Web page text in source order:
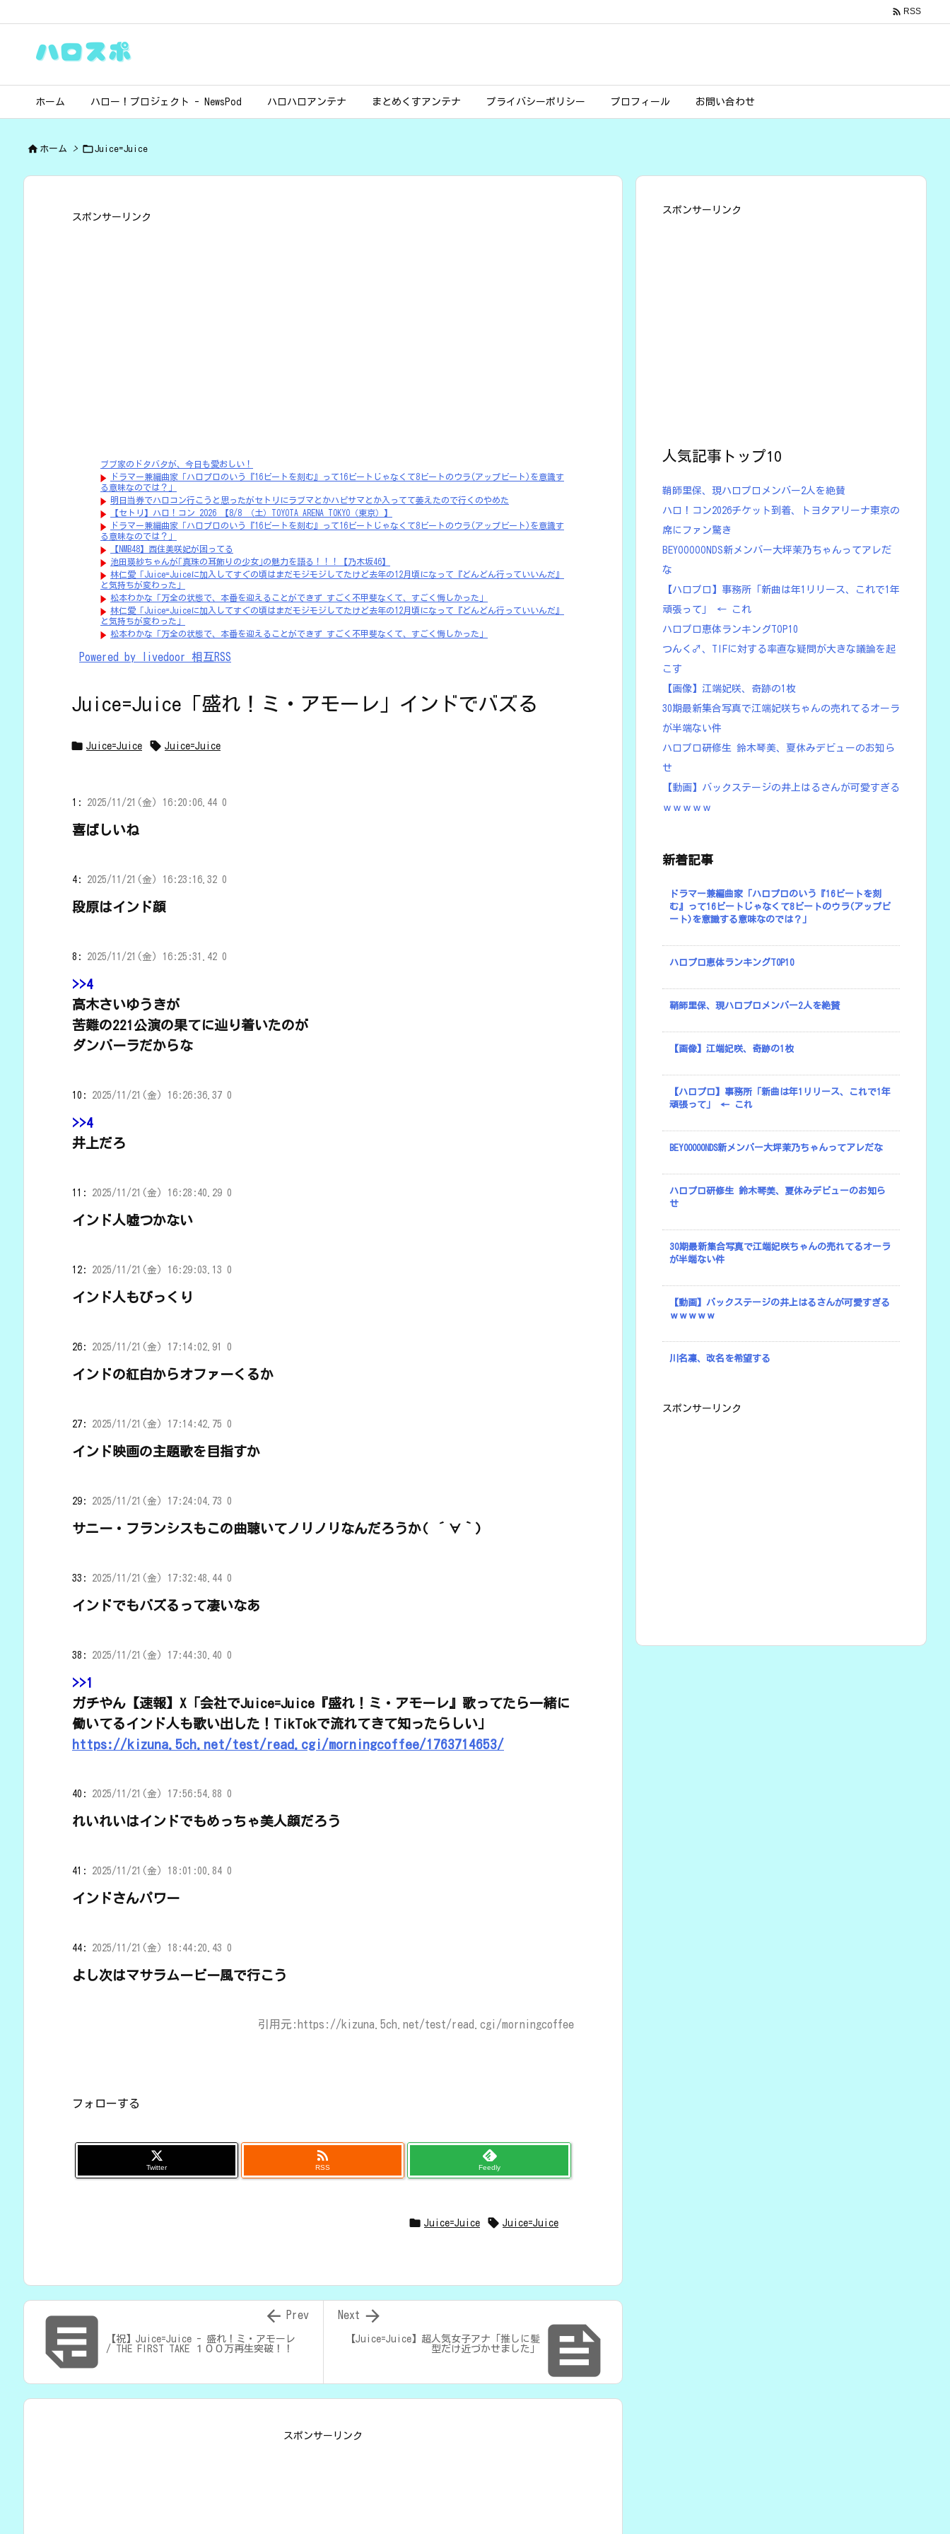
ホーム ハロー！プロジェクト - NewsPod ハロハロアンテナ まとめくすアンテナ プライバシーポリシー プロフィール お問い合わせ
 RSS
 ホーム > Juice=Juice
スポンサーリンク
ブブ家のドタバタが、今日も愛おしい！
ドラマー兼編曲家「ハロプロのいう『16ビートを刻む』って16ビートじゃなくて8ビートのウラ(アップビート)を意識す
る意味なのでは？」
明日当券でハロコン行こうと思ったがセトリにラブマとかハピサマとか入ってて萎えたので行くのやめた
【セトリ】ハロ！コン 2026 【8/8 （土）TOYOTA ARENA TOKYO（東京）】
ドラマー兼編曲家「ハロプロのいう『16ビートを刻む』って16ビートじゃなくて8ビートのウラ(アップビート)を意識す
る意味なのでは？」
【NMB48】西住美咲妃が困ってる
池田瑛紗ちゃんが｢真珠の耳飾りの少女｣の魅力を語る！！！【乃木坂46】
林仁愛「Juice=Juiceに加入してすぐの頃はまだモジモジしてたけど去年の12月頃になって『どんどん行っていいんだ』
と気持ちが変わった」
松本わかな「万全の状態で、本番を迎えることができず すごく不甲斐なくて、すごく悔しかった」
林仁愛「Juice=Juiceに加入してすぐの頃はまだモジモジしてたけど去年の12月頃になって『どんどん行っていいんだ』
と気持ちが変わった」
松本わかな「万全の状態で、本番を迎えることができず すごく不甲斐なくて、すごく悔しかった」
Powered by livedoor 相互RSS
Juice=Juice「盛れ！ミ・アモーレ」インドでバズる
 Juice=Juice  Juice=Juice
1: 2025/11/21(金) 16:20:06.44 0
喜ばしいね
4: 2025/11/21(金) 16:23:16.32 0
段原はインド顔
8: 2025/11/21(金) 16:25:31.42 0
>>4
高木さいゆうきが
苦難の221公演の果てに辿り着いたのが
ダンバーラだからな
10: 2025/11/21(金) 16:26:36.37 0
>>4
井上だろ
11: 2025/11/21(金) 16:28:40.29 0
インド人嘘つかない
12: 2025/11/21(金) 16:29:03.13 0
インド人もびっくり
26: 2025/11/21(金) 17:14:02.91 0
インドの紅白からオファーくるか
27: 2025/11/21(金) 17:14:42.75 0
インド映画の主題歌を目指すか
29: 2025/11/21(金) 17:24:04.73 0
サニー・フランシスもこの曲聴いてノリノリなんだろうか( ´∀｀)
33: 2025/11/21(金) 17:32:48.44 0
インドでもバズるって凄いなあ
38: 2025/11/21(金) 17:44:30.40 0
>>1
ガチやん【速報】X「会社でJuice=Juice『盛れ！ミ・アモーレ』歌ってたら一緒に
働いてるインド人も歌い出した！TikTokで流れてきて知ったらしい」
https://kizuna.5ch.net/test/read.cgi/morningcoffee/1763714653/
40: 2025/11/21(金) 17:56:54.88 0
れいれいはインドでもめっちゃ美人顔だろう
41: 2025/11/21(金) 18:01:00.84 0
インドさんパワー
44: 2025/11/21(金) 18:44:20.43 0
よし次はマサラムービー風で行こう
引用元:https://kizuna.5ch.net/test/read.cgi/morningcoffee
フォローする
Twitter

RSS Feedly
 Juice=Juice  Juice=Juice

【Juice=Juice】超人気女子アナ「推しに髪
型だけ近づかせました」

Next
 【祝】Juice=Juice - 盛れ！ミ・アモーレ
/ THE FIRST TAKE １００万再生突破！！
 Prev
スポンサーリンク
スポンサーリンク
人気記事トップ10
鞘師里保、現ハロプロメンバー2人を絶賛
ハロ！コン2026チケット到着、トヨタアリーナ東京の
席にファン驚き
BEYOOOOONDS新メンバー大坪茉乃ちゃんってアレだ
な
【ハロプロ】事務所「新曲は年1リリース、これで1年
頑張って」 ← これ
ハロプロ恵体ランキングTOP10
つんく♂、TIFに対する率直な疑問が大きな議論を起
こす
【画像】江端妃咲、奇跡の1枚
30期最新集合写真で江端妃咲ちゃんの売れてるオーラ
が半端ない件
ハロプロ研修生 鈴木琴美、夏休みデビューのお知ら
せ
【動画】バックステージの井上はるさんが可愛すぎる
ｗｗｗｗｗ
新着記事
ドラマー兼編曲家「ハロプロのいう『16ビートを刻
む』って16ビートじゃなくて8ビートのウラ(アップビ
ート)を意識する意味なのでは？」
ハロプロ恵体ランキングTOP10
鞘師里保、現ハロプロメンバー2人を絶賛
【画像】江端妃咲、奇跡の1枚
【ハロプロ】事務所「新曲は年1リリース、これで1年
頑張って」 ← これ
BEYOOOOONDS新メンバー大坪茉乃ちゃんってアレだな
ハロプロ研修生 鈴木琴美、夏休みデビューのお知ら
せ
30期最新集合写真で江端妃咲ちゃんの売れてるオーラ
が半端ない件
【動画】バックステージの井上はるさんが可愛すぎる
ｗｗｗｗｗ
川名凜、改名を希望する
スポンサーリンク